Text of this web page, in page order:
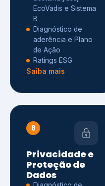
EcoVadis e Sistema
B
Diagnóstico de
aderência e Plano
de Ação
Ratings ESG
Saiba mais
8
Privacidade e
Proteção de
Dados